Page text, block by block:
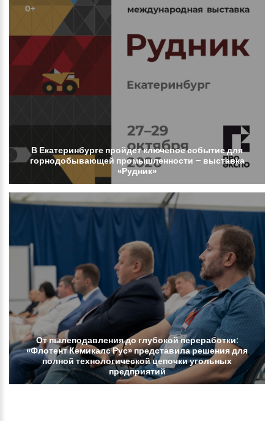
В Екатеринбурге пройдетключевоесобытиедля
горнодобывающей промышленности – выставка
«Рудник»
Отпылеподавлениядо глубокойпереработки:
«ФлотентКемикалсРус»представиларешениядля
полнойтехнологическойцепочкиугольных
предприятий